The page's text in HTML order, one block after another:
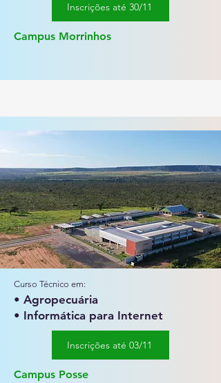
Inscrições até 30/11
Campus Morrinhos
Curso Técnico em:
• Agropecuária
• Informática para Internet​
Inscrições até 03/11
Campus Posse